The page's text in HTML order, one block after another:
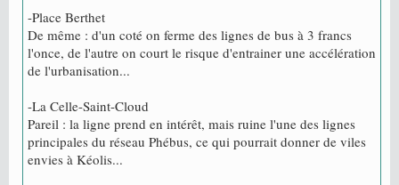
-Place Berthet
De même : d'un coté on ferme des lignes de bus à 3 francs
l'once, de l'autre on court le risque d'entrainer une accélération
de l'urbanisation...
-La Celle-Saint-Cloud
Pareil : la ligne prend en intérêt, mais ruine l'une des lignes
principales du réseau Phébus, ce qui pourrait donner de viles
envies à Kéolis...